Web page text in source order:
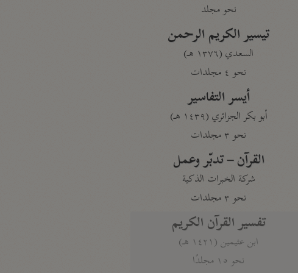
نحو مجلد
تيسير الكريم الرحمن
السعدي (١٣٧٦ هـ)
نحو ٤ مجلدات
أيسر التفاسير
أبو بكر الجزائري (١٤٣٩ هـ)
نحو ٣ مجلدات
القرآن – تدبّر وعمل
شركة الخبرات الذكية
نحو ٣ مجلدات
تفسير القرآن الكريم
ابن عثيمين (١٤٢١ هـ)
نحو ١٥ مجلدًا